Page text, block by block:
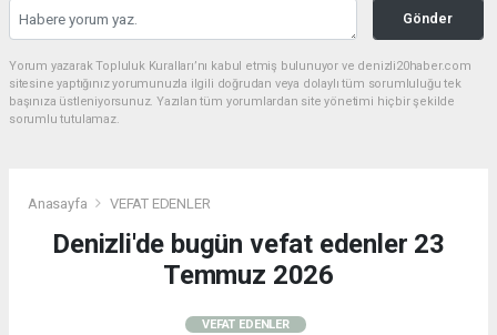
Gönder
Yorum yazarak Topluluk Kuralları’nı kabul etmiş bulunuyor ve denizli20haber.com
sitesine yaptığınız yorumunuzla ilgili doğrudan veya dolaylı tüm sorumluluğu tek
başınıza üstleniyorsunuz. Yazılan tüm yorumlardan site yönetimi hiçbir şekilde
sorumlu tutulamaz.
Anasayfa VEFAT EDENLER
Denizli'de bugün vefat edenler 23
Temmuz 2026
VEFAT EDENLER